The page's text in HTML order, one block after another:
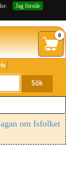
Jag förstår
0
Sök
om Isfolket